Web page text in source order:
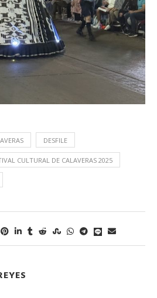
DESFILE
CULTURAL DE CALAVERAS 2025